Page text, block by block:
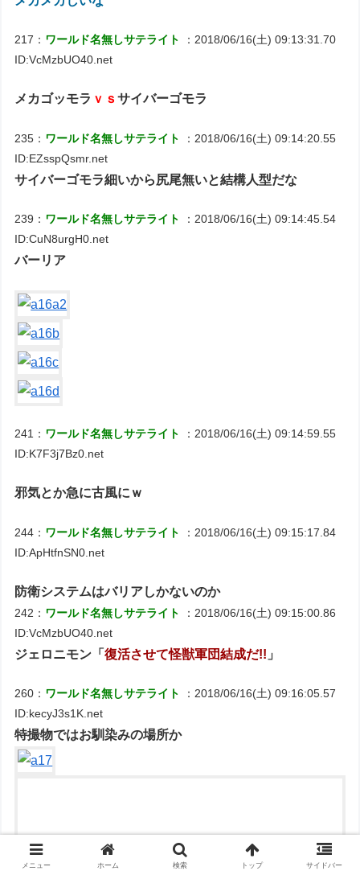
217： ワールド名無しサテライト
：2018/06/16(土) 09:13:31.70
ID:VcMzbUO40.net
メカゴッモラ ｖｓサイバーゴモラ
235： ワールド名無しサテライト
：2018/06/16(土) 09:14:20.55
ID:EZsspQsmr.net
サイバーゴモラ細いから尻尾無いと結構人型だな
239： ワールド名無しサテライト
：2018/06/16(土) 09:14:45.54
ID:CuN8urgH0.net
バーリア
241： ワールド名無しサテライト
：2018/06/16(土) 09:14:59.55
ID:K7F3j7Bz0.net
邪気とか急に古風にｗ
244： ワールド名無しサテライト
：2018/06/16(土) 09:15:17.84
ID:ApHtfnSN0.net
防衛システムはバリアしかないのか
242： ワールド名無しサテライト
：2018/06/16(土) 09:15:00.86
ID:VcMzbUO40.net
ジェロニモン「復活させて怪獣軍団結成だ!! 」
260： ワールド名無しサテライト
：2018/06/16(土) 09:16:05.57
ID:kecyJ3s1K.net
特撮物ではお馴染みの場所か
メニュー ホーム 検索 トップ サイドバー